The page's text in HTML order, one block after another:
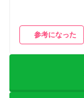
参考になった